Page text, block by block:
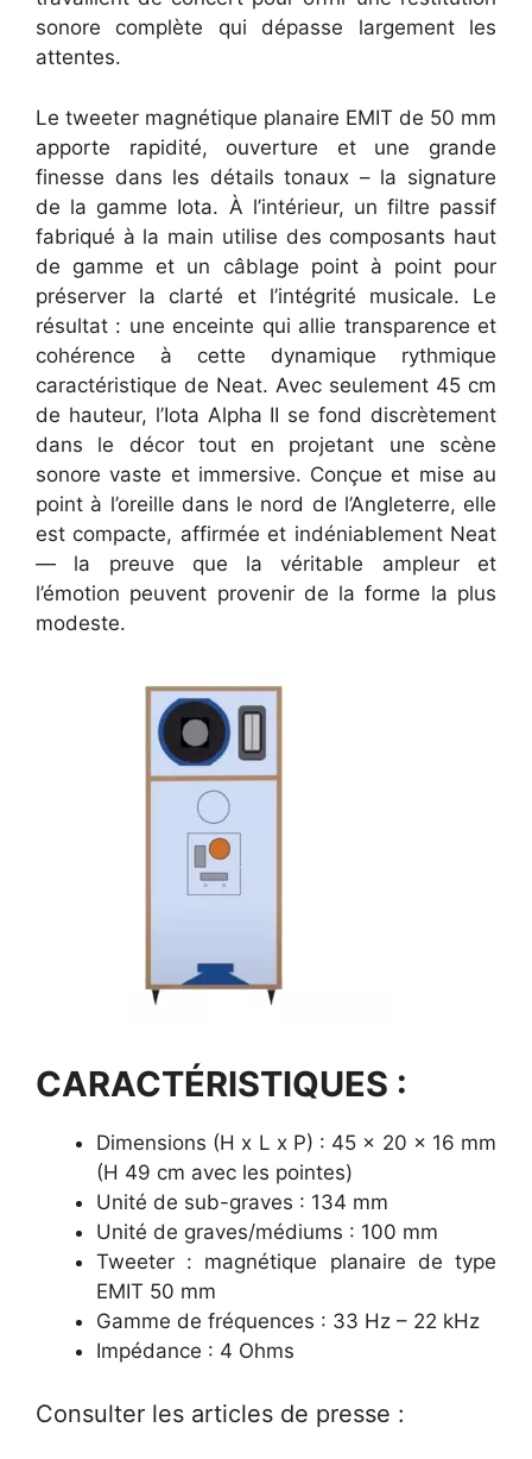
sonore complète qui dépasse largement les
attentes.
Le tweeter magnétique planaire EMIT de 50 mm
apporte rapidité, ouverture et une grande
finesse dans les détails tonaux – la signature
de la gamme Iota. À l’intérieur, un filtre passif
fabriqué à la main utilise des composants haut
de gamme et un câblage point à point pour
préserver la clarté et l’intégrité musicale. Le
résultat : une enceinte qui allie transparence et
cohérence à cette dynamique rythmique
caractéristique de Neat. Avec seulement 45 cm
de hauteur, l’Iota Alpha II se fond discrètement
dans le décor tout en projetant une scène
sonore vaste et immersive. Conçue et mise au
point à l’oreille dans le nord de l’Angleterre, elle
est compacte, affirmée et indéniablement Neat
— la preuve que la véritable ampleur et
l’émotion peuvent provenir de la forme la plus
modeste.
CARACTÉRISTIQUES :
Dimensions (H x L x P) : 45 x 20 x 16 mm
(H 49 cm avec les pointes)
Unité de sub-graves : 134 mm
Unité de graves/médiums : 100 mm
Tweeter : magnétique planaire de type
EMIT 50 mm
Gamme de fréquences : 33 Hz – 22 kHz
Impédance : 4 Ohms
Consulter les articles de presse :